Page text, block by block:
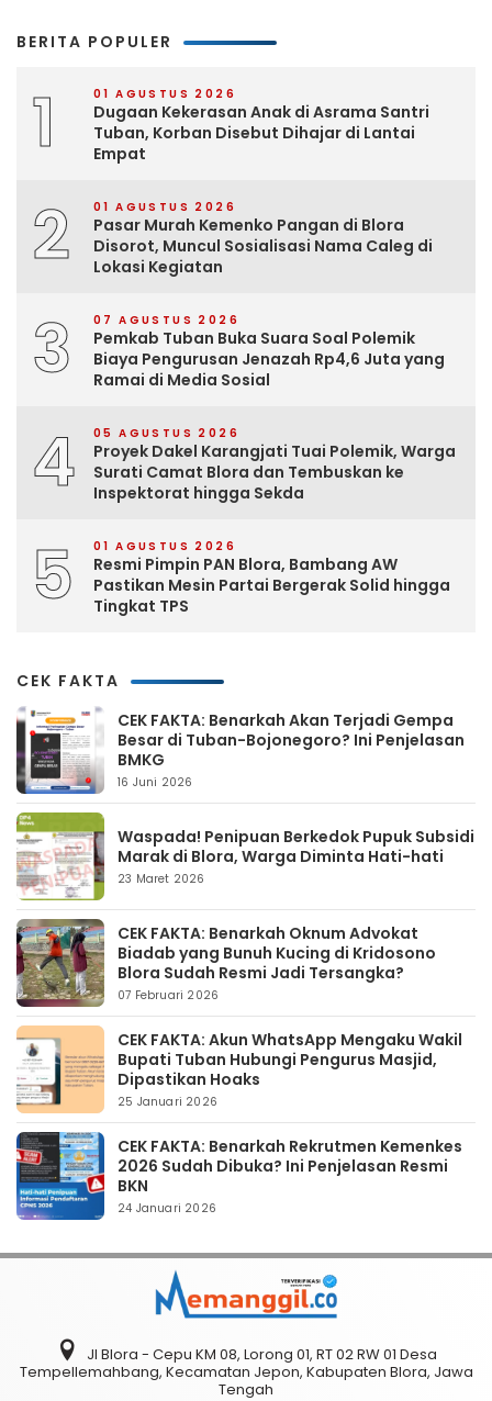
BERITA POPULER
1 01 AGUSTUS 2026
Dugaan Kekerasan Anak di Asrama Santri
Tuban, Korban Disebut Dihajar di Lantai
Empat
2 01 AGUSTUS 2026
Pasar Murah Kemenko Pangan di Blora
Disorot, Muncul Sosialisasi Nama Caleg di
Lokasi Kegiatan
3 07 AGUSTUS 2026
Pemkab Tuban Buka Suara Soal Polemik
Biaya Pengurusan Jenazah Rp4,6 Juta yang
Ramai di Media Sosial
4 05 AGUSTUS 2026
Proyek Dakel Karangjati Tuai Polemik, Warga
Surati Camat Blora dan Tembuskan ke
Inspektorat hingga Sekda
5 01 AGUSTUS 2026
Resmi Pimpin PAN Blora, Bambang AW
Pastikan Mesin Partai Bergerak Solid hingga
Tingkat TPS
CEK FAKTA
CEK FAKTA: Benarkah Akan Terjadi Gempa
Besar di Tuban-Bojonegoro? Ini Penjelasan
BMKG
16 Juni 2026
Waspada! Penipuan Berkedok Pupuk Subsidi
Marak di Blora, Warga Diminta Hati-hati
23 Maret 2026
CEK FAKTA: Benarkah Oknum Advokat
Biadab yang Bunuh Kucing di Kridosono
Blora Sudah Resmi Jadi Tersangka?
07 Februari 2026
CEK FAKTA: Akun WhatsApp Mengaku Wakil
Bupati Tuban Hubungi Pengurus Masjid,
Dipastikan Hoaks
25 Januari 2026
CEK FAKTA: Benarkah Rekrutmen Kemenkes
2026 Sudah Dibuka? Ini Penjelasan Resmi
BKN
24 Januari 2026
Jl Blora - Cepu KM 08, Lorong 01, RT 02 RW 01 Desa
Tempellemahbang, Kecamatan Jepon, Kabupaten Blora, Jawa
Tengah